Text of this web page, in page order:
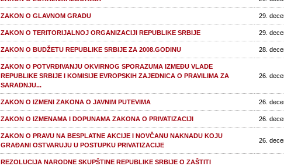
ZAKON O GLAVNOM GRADU 29.
ZAKON O TERITORIJALNOJ ORGANIZACIJI REPUBLIKE SRBIJE 29.
ZAKON O BUDŽETU REPUBLIKE SRBIJE ZA 2008.GODINU 28.
ZAKON O POTVRĐIVANJU OKVIRNOG SPORAZUMA IZMEĐU VLADE
REPUBLIKE SRBIJE I KOMISIJE EVROPSKIH ZAJEDNICA O PRAVILIMA ZA
SARADNJU...
26.
ZAKON O IZMENI ZAKONA O JAVNIM PUTEVIMA 26.
ZAKON O IZMENAMA I DOPUNAMA ZAKONA O PRIVATIZACIJI 26.
ZAKON O PRAVU NA BESPLATNE AKCIJE I NOVČANU NAKNADU KOJU
GRAĐANI OSTVARUJU U POSTUPKU PRIVATIZACIJE
26.
REZOLUCIJA NARODNE SKUPŠTINE REPUBLIKE SRBIJE O ZAŠTITI